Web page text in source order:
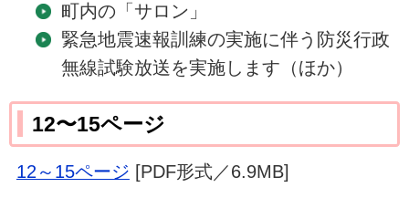
町内の「サロン」
緊急地震速報訓練の実施に伴う防災行政
無線試験放送を実施します（ほか）
12〜15ページ
12～15ページ [PDF形式／6.9MB]